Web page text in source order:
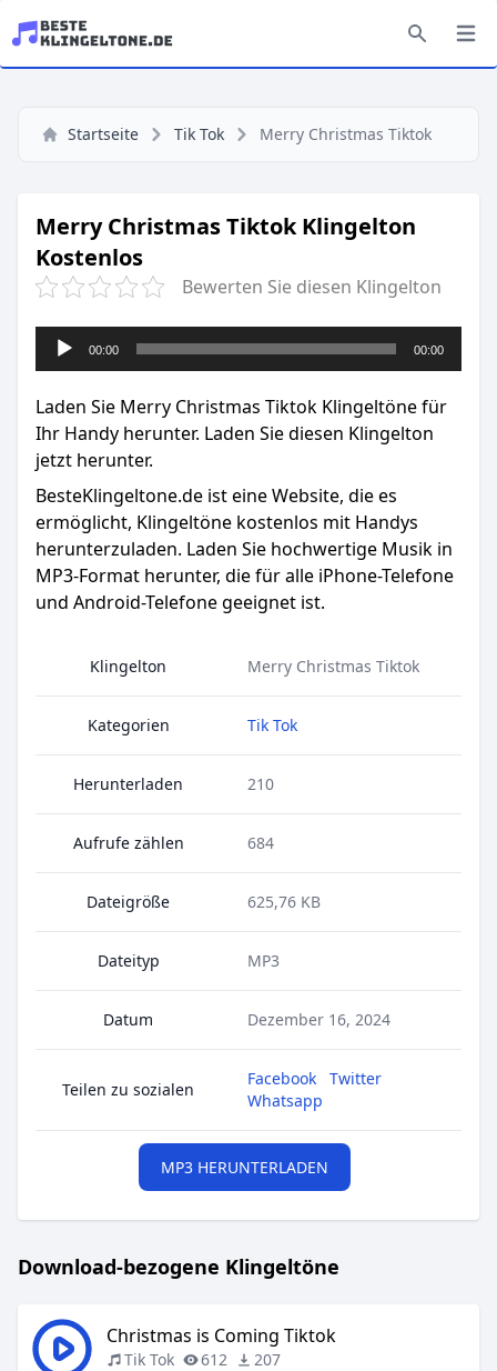
Startseite Tik Tok Merry Christmas Tiktok
Merry Christmas Tiktok Klingelton
Kostenlos
Bewerten Sie diesen Klingelton
Audio-
Player
00:00 00:00
Laden Sie Merry Christmas Tiktok Klingeltöne für
Ihr Handy herunter. Laden Sie diesen Klingelton
jetzt herunter.
BesteKlingeltone.de ist eine Website, die es
ermöglicht, Klingeltöne kostenlos mit Handys
herunterzuladen. Laden Sie hochwertige Musik in
MP3-Format herunter, die für alle iPhone-Telefone
und Android-Telefone geeignet ist.
Klingelton Merry Christmas Tiktok
Kategorien Tik Tok
Herunterladen 210
Aufrufe zählen 684
Dateigröße 625,76 KB
Dateityp MP3
Datum Dezember 16, 2024
Teilen zu sozialen
Facebook
Twitter
Whatsapp
MP3 HERUNTERLADEN
Download-bezogene Klingeltöne
Christmas is Coming Tiktok
Tik Tok 612 207